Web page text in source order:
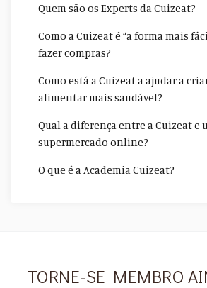
Quem são os Experts da Cuizeat?
Como a Cuizeat é “a forma mais
fazer compras?
Como está a Cuizeat a ajudar a
alimentar mais saudável?
Qual a diferença entre a Cuizeat e
supermercado online?
O que é a Academia Cuizeat?
TORNE-SE MEMBRO